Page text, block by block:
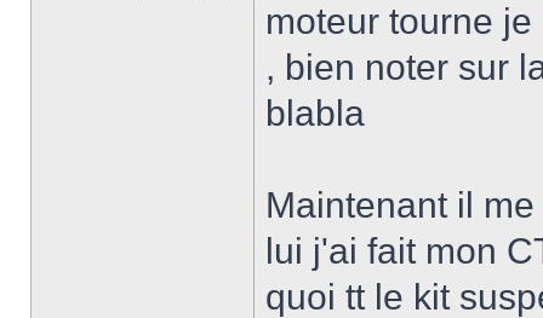
moteur tourne
, bien noter sur
blabla
Maintenant il
lui j'ai fait mon
quoi tt le kit